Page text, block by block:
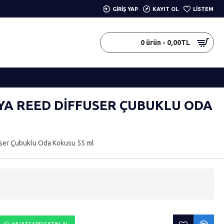
GIRIŞ YAP KAYIT OL LISTEM
0 ürün - 0,00TL
Çubuklu Oda Kokusu 55 ml
REED DIFFUSER ÇUBUKLU ODA